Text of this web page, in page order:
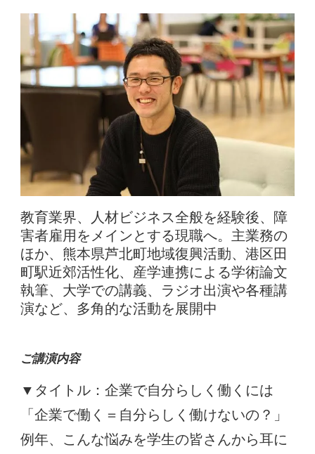
教育業界、人材ビジネス全般を経験後、障
害者雇用をメインとする現職へ。主業務の
ほか、熊本県芦北町地域復興活動、港区田
町駅近郊活性化、産学連携による学術論文
執筆、大学での講義、ラジオ出演や各種講
演など、多角的な活動を展開中
ご講演内容
▼タイトル：企業で自分らしく働くには
「企業で働く＝自分らしく働けないの？」
例年、こんな悩みを学生の皆さんから耳に